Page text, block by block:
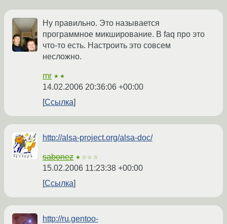
Ну правильно. Это называется
программное микширование. В faq про это
что-то есть. Настроить это совсем
несложно.
mr ★★
14.02.2006 20:36:06 +00:00
Ссылка
http://alsa-project.org/alsa-doc/
sabonez ★☆☆☆
15.02.2006 11:23:38 +00:00
Ссылка
http://ru.gentoo-